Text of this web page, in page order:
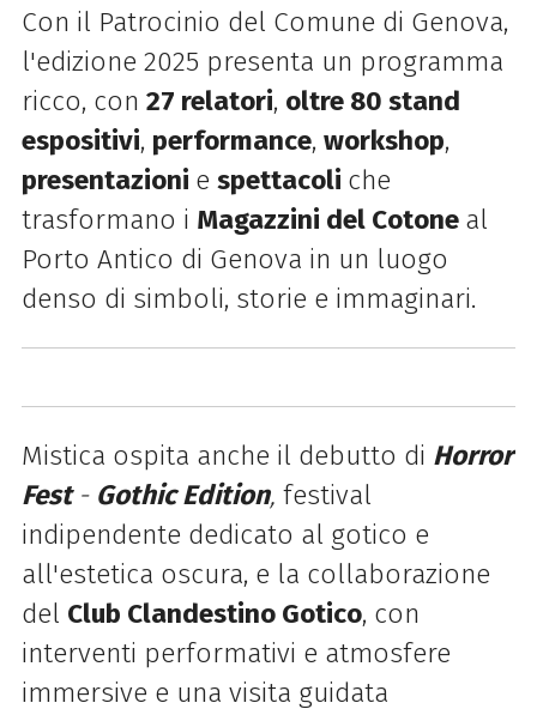
Con il Patrocinio del Comune di Genova,
l'edizione 2025 presenta un programma
ricco, con 27 relatori, oltre 80 stand
espositivi, performance, workshop,
presentazioni e spettacoli che
trasformano i Magazzini del Cotone al
Porto Antico di Genova in un luogo
denso di simboli, storie e immaginari.
Mistica ospita anche il debutto di Horror
Fest - Gothic Edition, festival
indipendente dedicato al gotico e
all'estetica oscura, e la collaborazione
del Club Clandestino Gotico, con
interventi performativi e atmosfere
immersive e una visita guidata